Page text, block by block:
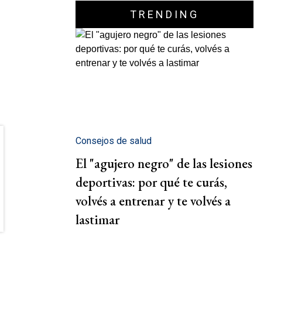
TRENDING
Consejos de salud
El "agujero negro" de las lesiones
deportivas: por qué te curás,
volvés a entrenar y te volvés a
lastimar